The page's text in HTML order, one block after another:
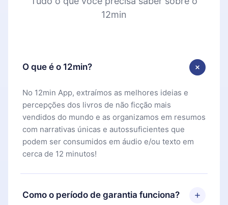
12min
O que é o 12min?
No 12min App, extraímos as melhores ideias e
percepções dos livros de não ficção mais
vendidos do mundo e as organizamos em resumos
com narrativas únicas e autossuficientes que
podem ser consumidos em áudio e/ou texto em
cerca de 12 minutos!
Como o período de garantia funciona?